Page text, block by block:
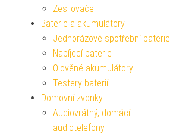
Zesilovače
Baterie a akumulátory
Jednorázové spotřební baterie
Nabíjecí baterie
Olověné akumulátory
Testery baterií
Domovní zvonky
Audiovrátný, domácí
audiotelefony